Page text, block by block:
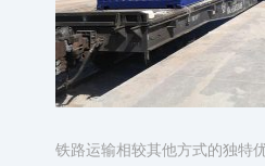
铁路运输相较其他方式的独特